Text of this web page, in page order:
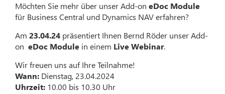
Möchten Sie mehr über unser Add-oneDoc Module
für Business Central und Dynamics NAV erfahren?
Am 23.04.24 präsentiert Ihnen Bernd Röder unser Add-
oneDoc Module in einem Live Webinar.
Wir freuen uns auf Ihre Teilnahme!
Wann: Dienstag, 23.04.2024
Uhrzeit: 10.00 bis 10.30 Uhr